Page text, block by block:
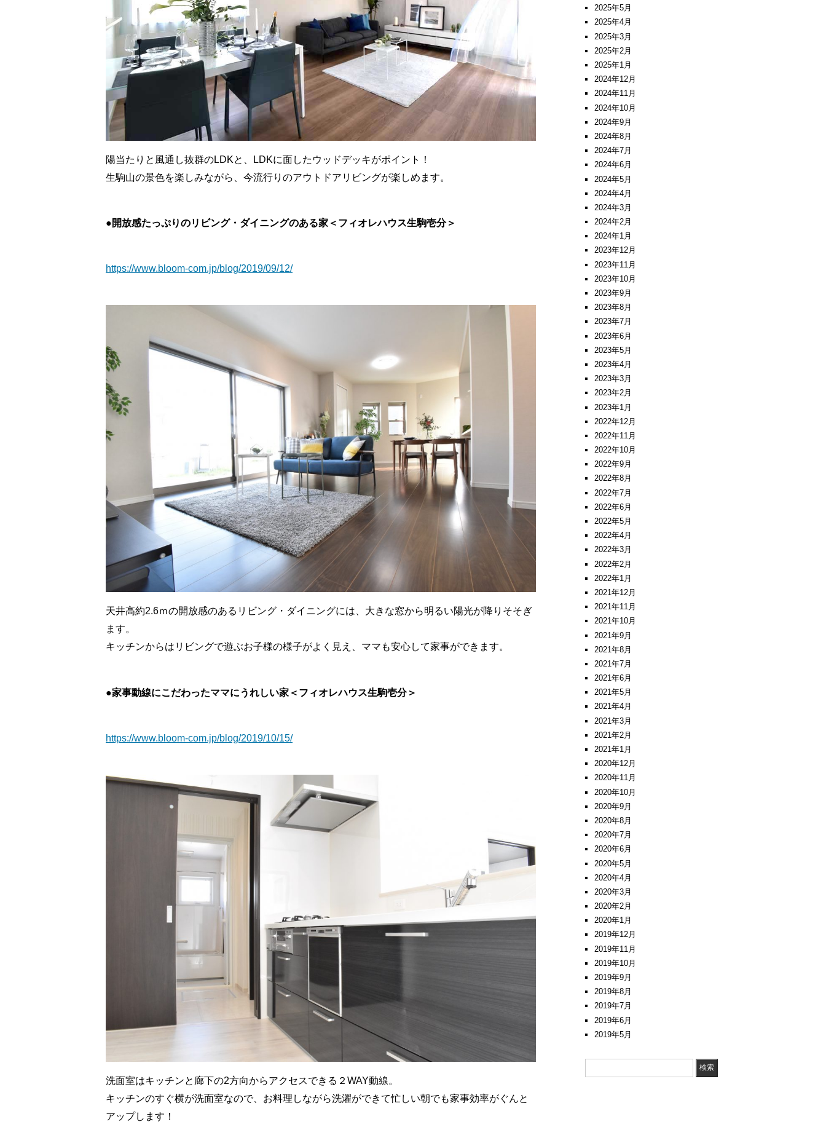
陽当たりと風通し抜群のLDKと、LDKに面したウッドデッキがポイント！
生駒山の景色を楽しみながら、今流行りのアウトドアリビングが楽しめます。
●開放感たっぷりのリビング・ダイニングのある家＜フィオレハウス生駒壱分＞
https://www.bloom-com.jp/blog/2019/09/12/
天井高約2.6ｍの開放感のあるリビング・ダイニングには、大きな窓から明るい陽光が降りそそぎ
ます。
キッチンからはリビングで遊ぶお子様の様子がよく見え、ママも安心して家事ができます。
●家事動線にこだわったママにうれしい家＜フィオレハウス生駒壱分＞
https://www.bloom-com.jp/blog/2019/10/15/
洗面室はキッチンと廊下の2方向からアクセスできる２WAY動線。
キッチンのすぐ横が洗面室なので、お料理しながら洗濯ができて忙しい朝でも家事効率がぐんと
アップします！
2025年5月
2025年4月
2025年3月
2025年2月
2025年1月
2024年12月
2024年11月
2024年10月
2024年9月
2024年8月
2024年7月
2024年6月
2024年5月
2024年4月
2024年3月
2024年2月
2024年1月
2023年12月
2023年11月
2023年10月
2023年9月
2023年8月
2023年7月
2023年6月
2023年5月
2023年4月
2023年3月
2023年2月
2023年1月
2022年12月
2022年11月
2022年10月
2022年9月
2022年8月
2022年7月
2022年6月
2022年5月
2022年4月
2022年3月
2022年2月
2022年1月
2021年12月
2021年11月
2021年10月
2021年9月
2021年8月
2021年7月
2021年6月
2021年5月
2021年4月
2021年3月
2021年2月
2021年1月
2020年12月
2020年11月
2020年10月
2020年9月
2020年8月
2020年7月
2020年6月
2020年5月
2020年4月
2020年3月
2020年2月
2020年1月
2019年12月
2019年11月
2019年10月
2019年9月
2019年8月
2019年7月
2019年6月
2019年5月